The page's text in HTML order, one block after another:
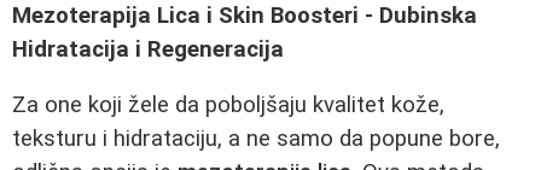
Mezoterapija Lica i Skin Boosteri - Dubinska
Hidratacija i Regeneracija
Za one koji žele da poboljšaju kvalitet kože,
teksturu i hidrataciju, a ne samo da popune bore,